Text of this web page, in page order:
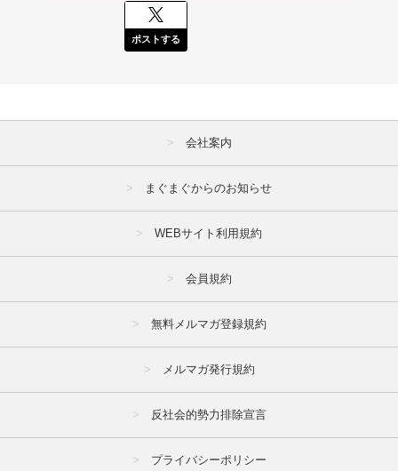
ポストする
会社案内
まぐまぐからのお知らせ
WEBサイト利用規約
会員規約
無料メルマガ登録規約
メルマガ発行規約
反社会的勢力排除宣言
プライバシーポリシー